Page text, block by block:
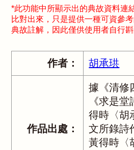
*此功能中所顯示出的典故資料連
比對出來，只是提供一種可資參
典故註解，因此僅供使用者自行斟
作者： 胡承珙
作品出處：
據《清修
《求是
得時〈胡
文所錄詩
黃得時〈